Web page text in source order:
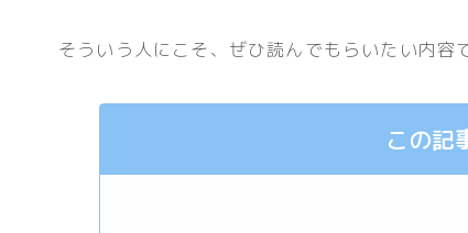
そういう人にこそ、ぜひ読んでもらいたい内容
この記